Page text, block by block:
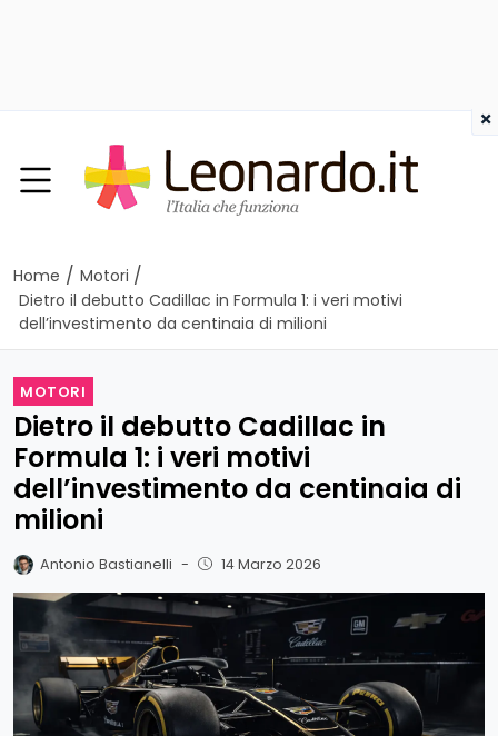
Home / Motori /
Dietro il debutto Cadillac in Formula 1: i veri motivi
dell’investimento da centinaia di milioni
MOTORI
Dietro il debutto Cadillac in
Formula 1: i veri motivi
dell’investimento da centinaia di
milioni
Antonio Bastianelli - 14 Marzo 2026
×